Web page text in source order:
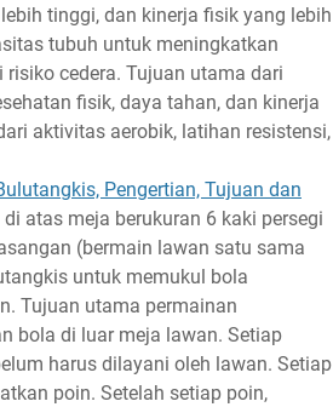
tinggi, dan kinerja fisik yang lebih
tubuh untuk meningkatkan
cedera. Tujuan utama dari
fisik, daya tahan, dan kinerja
aktivitas aerobik, latihan resistensi,
Pengertian, Tujuan dan
atas meja berukuran 6 kaki persegi
(bermain lawan satu sama
untuk memukul bola
Tujuan utama permainan
bola di luar meja lawan. Setiap
harus dilayani oleh lawan. Setiap
poin. Setelah setiap poin,